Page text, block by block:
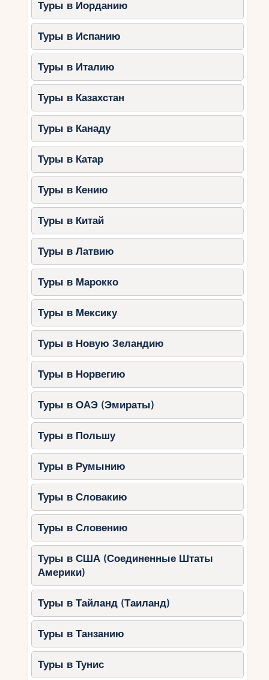
Туры в Иорданию
Туры в Испанию
Туры в Италию
Туры в Казахстан
Туры в Канаду
Туры в Катар
Туры в Кению
Туры в Китай
Туры в Латвию
Туры в Марокко
Туры в Мексику
Туры в Новую Зеландию
Туры в Норвегию
Туры в ОАЭ (Эмираты)
Туры в Польшу
Туры в Румынию
Туры в Словакию
Туры в Словению
Туры в США (Соединенные Штаты
Америки)
Туры в Тайланд (Таиланд)
Туры в Танзанию
Туры в Тунис